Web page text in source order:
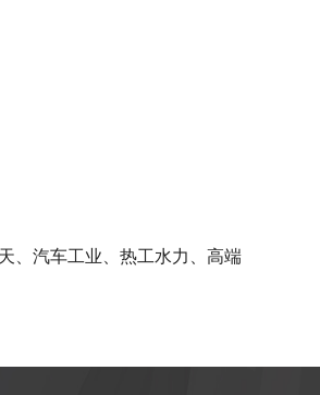
、汽车工业、热工水力、高端